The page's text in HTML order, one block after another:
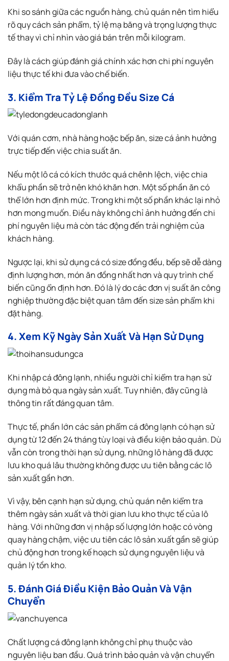
Khi so sánh giữa các nguồn hàng, chủ quán nên tìm hiểu
rõ quy cách sản phẩm, tỷ lệ mạ băng và trọng lượng thực
tế thay vì chỉ nhìn vào giá bán trên mỗi kilogram.
Đây là cách giúp đánh giá chính xác hơn chi phí nguyên
liệu thực tế khi đưa vào chế biến.
3. Kiểm Tra Tỷ Lệ Đồng Đều Size Cá
Với quán cơm, nhà hàng hoặc bếp ăn, size cá ảnh hưởng
trực tiếp đến việc chia suất ăn.
Nếu một lô cá có kích thước quá chênh lệch, việc chia
khẩu phần sẽ trở nên khó khăn hơn. Một số phần ăn có
thể lớn hơn định mức. Trong khi một số phần khác lại nhỏ
hơn mong muốn. Điều này không chỉ ảnh hưởng đến chi
phí nguyên liệu mà còn tác động đến trải nghiệm của
khách hàng.
Ngược lại, khi sử dụng cá có size đồng đều, bếp sẽ dễ dàng
định lượng hơn, món ăn đồng nhất hơn và quy trình chế
biến cũng ổn định hơn. Đó là lý do các đơn vị suất ăn công
nghiệp thường đặc biệt quan tâm đến size sản phẩm khi
đặt hàng.
4. Xem Kỹ Ngày Sản Xuất Và Hạn Sử Dụng
Khi nhập cá đông lạnh, nhiều người chỉ kiểm tra hạn sử
dụng mà bỏ qua ngày sản xuất. Tuy nhiên, đây cũng là
thông tin rất đáng quan tâm.
Thực tế, phần lớn các sản phẩm cá đông lạnh có hạn sử
dụng từ 12 đến 24 tháng tùy loại và điều kiện bảo quản. Dù
vẫn còn trong thời hạn sử dụng, những lô hàng đã được
lưu kho quá lâu thường không được ưu tiên bằng các lô
sản xuất gần hơn.
Vì vậy, bên cạnh hạn sử dụng, chủ quán nên kiểm tra
thêm ngày sản xuất và thời gian lưu kho thực tế của lô
hàng. Với những đơn vị nhập số lượng lớn hoặc có vòng
quay hàng chậm, việc ưu tiên các lô sản xuất gần sẽ giúp
chủ động hơn trong kế hoạch sử dụng nguyên liệu và
quản lý tồn kho.
5. Đánh Giá Điều Kiện Bảo Quản Và Vận
Chuyển
Chất lượng cá đông lạnh không chỉ phụ thuộc vào
nguyên liệu ban đầu. Quá trình bảo quản và vận chuyển